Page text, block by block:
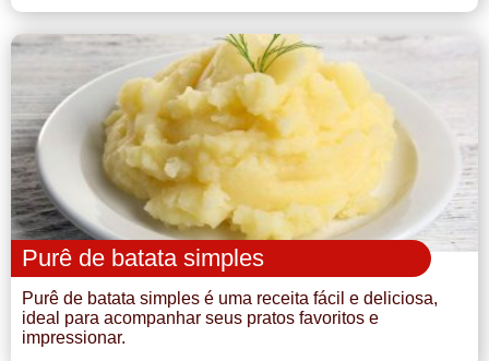
Purê de batata simples
Purê de batata simples é uma receita fácil e deliciosa,
ideal para acompanhar seus pratos favoritos e
impressionar.